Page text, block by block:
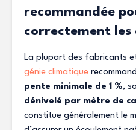
recommandée
correctement les
La plupart des fabricants
génie climatique
pente minimale de 1 %,
dénivelé par mètre de
constitue généralement le